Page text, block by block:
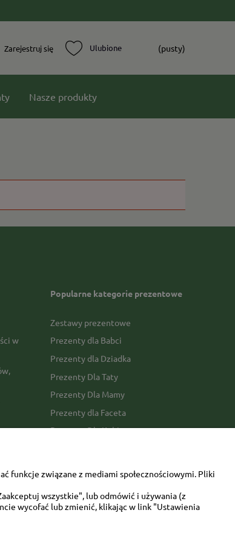
Zarejestruj się (pusty)
Nasze produkty
w
Popularne kategorie prezentowe
Zestawy prezentowe
Prezenty dla Babci
Prezenty dla Dziadka
Prezenty Dla Taty
Prezenty Dla Mamy
Prezenty dla Faceta
Prezenty Dla Kobiety
funkcje związane z mediami społecznościowymi. Pliki
wszystkie", lub odmówić i używania (z
wycofać lub zmienić, klikając w link "Ustawienia